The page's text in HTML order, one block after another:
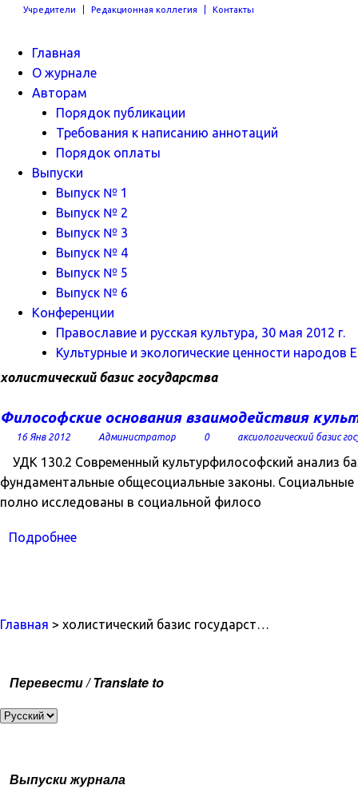
Учредители Редакционная коллегия Контакты
Главная
О журнале
Авторам
Порядок публикации
Требования к написанию аннотаций
Порядок оплаты
Выпуски
Выпуск № 1
Выпуск № 2
Выпуск № 3
Выпуск № 4
Выпуск № 5
Выпуск № 6
Конференции
Православие и русская культура, 30 мая 2012 г.
Культурные и экологические ценности народов
холистический базис государства
Философские основания взаимодействия
16 Янв 2012 Администратор 0 аксиологический базис
УДК 130.2 Современный культурфилософский анализ
фундаментальные общесоциальные законы. Социальные
полно исследованы в социальной филосо
Подробнее
Главная > холистический базис государст…
Перевести / Translate to
Выпуски журнала